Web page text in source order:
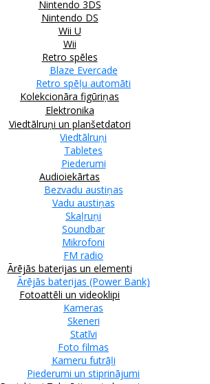
Nintendo 3DS
Nintendo DS
Wii U
Wii
Retro spēles
Blaze Evercade
Retro spēļu automāti
Kolekcionāra figūriņas
Elektronika
Viedtālruņi un planšetdatori
Viedtālruņi
Tabletes
Piederumi
Audioiekārtas
Bezvadu austiņas
Vadu austiņas
Skaļruņi
Soundbar
Mikrofoni
FM radio
Ārējās baterijas un elementi
Ārējās baterijas (Power Bank)
Fotoattēli un videoklipi
Kameras
Skeneri
Statīvi
Foto filmas
Kameru futrāļi
Piederumi un stiprinājumi